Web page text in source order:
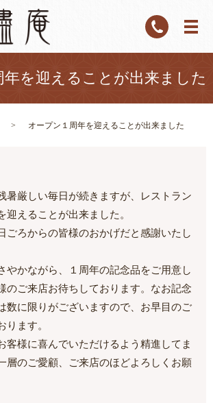
を迎えることが出来ました
オープン１周年を迎えることが出来ました
暑厳しい毎日が続きますが、レストラン
迎えることが出来ました。
ごろからの皆様のおかげだと感謝いたし
やかながら、１周年の記念品をご用意し
のご来店お待ちしております。なお記念
数に限りがございますので、お早目のご
ります。
客様に喜んでいただけるよう精進してま
層のご愛顧、ご来店のほどよろしくお願